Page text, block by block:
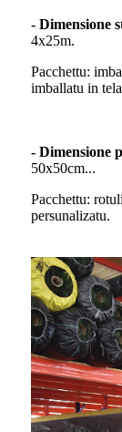
- Dimensione
4x25m.
Pacchettu:
imballatu in tela
- Dimensione
50x50cm...
Pacchettu:
persunalizatu.